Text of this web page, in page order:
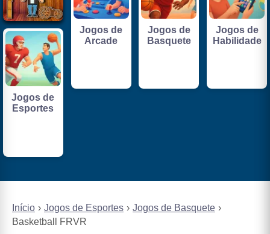
Início Jogos de Esportes
Jogos de Basquete
Basketball FRVR
Jogos de
Arcade
Jogos de
Basquete
Jogos de
Habilidade
Jogos de
Esportes